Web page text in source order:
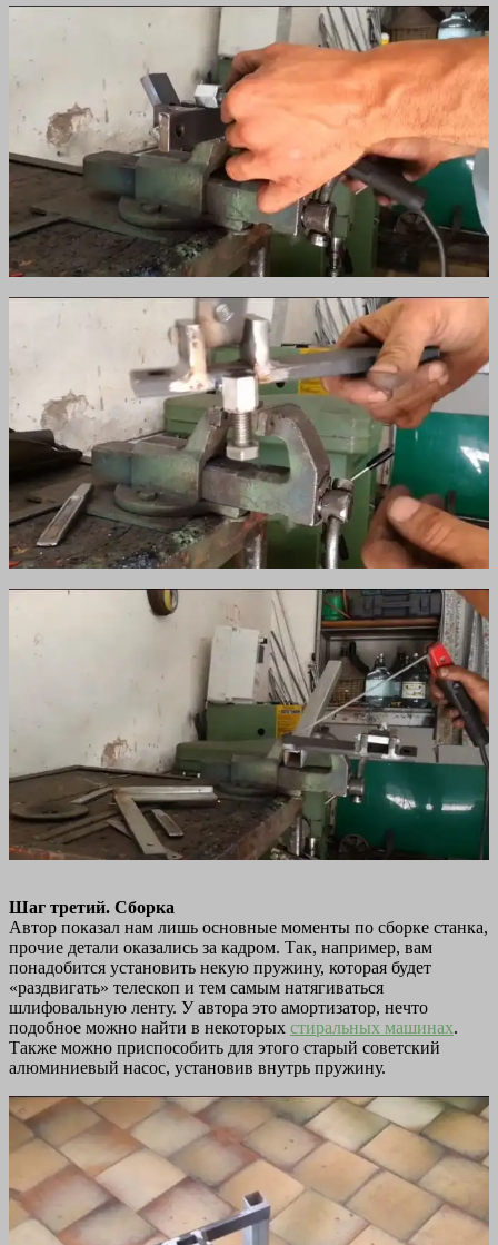
Шаг третий. Сборка
Автор показал нам лишь основные моменты по сборке станка,
прочие детали оказались за кадром. Так, например, вам
понадобится установить некую пружину, которая будет
«раздвигать» телескоп и тем самым натягиваться
шлифовальную ленту. У автора это амортизатор, нечто
подобное можно найти в некоторых стиральных машинах.
Также можно приспособить для этого старый советский
алюминиевый насос, установив внутрь пружину.